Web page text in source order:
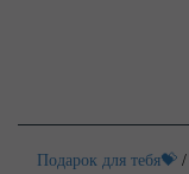
Подарок для тебя💝/